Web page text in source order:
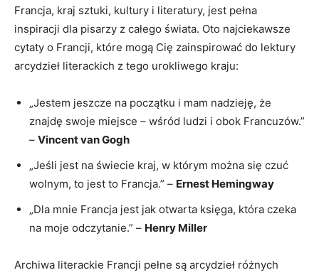
Francja, kraj​ sztuki, kultury i ⁤literatury, jest pełna
inspiracji⁢ dla pisarzy z całego świata.​ Oto najciekawsze
⁤cytaty o ⁣Francji, które mogą Cię zainspirować do lektury
arcydzieł literackich z tego urokliwego kraju:
„Jestem jeszcze na początku i mam⁢ nadzieję, że
znajdę swoje miejsce – wśród ludzi i obok Francuzów.”
–⁣ Vincent van Gogh
„Jeśli ‍jest na ‍świecie kraj, w którym można się‌ czuć
wolnym, to jest to Francja.” –⁤ Ernest Hemingway
„Dla mnie Francja jest⁢ jak otwarta księga, ​która czeka
na moje odczytanie.” – Henry Miller
Archiwa literackie Francji pełne są arcydzieł różnych